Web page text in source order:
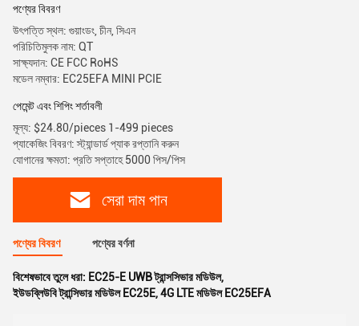
পণ্যের বিবরণ
উৎপত্তি স্থল: গুয়াংডং, চীন, সিএন
পরিচিতিমুলক নাম: QT
সাক্ষ্যদান: CE FCC RoHS
মডেল নম্বার: EC25EFA MINI PCIE
পেমেন্ট এবং শিপিং শর্তাবলী
মূল্য: $24.80/pieces 1-499 pieces
প্যাকেজিং বিবরণ: স্ট্যান্ডার্ড প্যাক রপ্তানি করুন
যোগানের ক্ষমতা: প্রতি সপ্তাহে 5000 পিস/পিস
সেরা দাম পান
পণ্যের বিবরণ পণ্যের বর্ণনা
বিশেষভাবে তুলে ধরা: EC25-E UWB ট্রান্সসিভার মডিউল,
ইউডব্লিউবি ট্রান্সিভার মডিউল EC25E,4G LTE মডিউল EC25EFA